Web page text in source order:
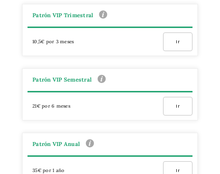
Patrón VIP Trimestral
10,5€ por 3 meses Ir
Patrón VIP Semestral
21€ por 6 meses Ir
Patrón VIP Anual
35€ por 1 año Ir